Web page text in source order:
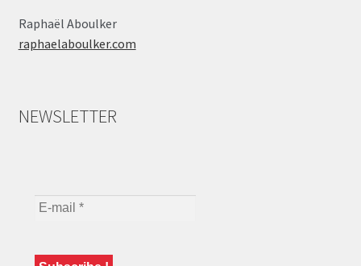
Raphaël Aboulker
raphaelaboulker.com
NEWSLETTER